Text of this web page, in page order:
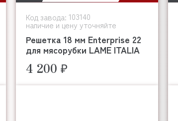
Код завода: 103140
наличие и цену уточняйте
Решетка 18 мм Enterprise 22
для мясорубки LAME ITALIA
4 200 ₽